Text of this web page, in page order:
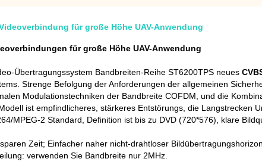
für große Höhe UAV-Anwendung
für große Höhe UAV-Anwendung
Übertragungssystem Bandbreiten-Reihe ST6200TPS neues
Strenge Befolgung der Anforderungen der allgemeinen
Modulationstechniken der Bandbreite COFDM, und die
ist empfindlicheres, stärkeres Entstörungs, die Langstrecken
MPEG-2 Standard, Definition ist bis zu DVD (720*576), klare
Zeit; Einfacher naher nicht-drahtloser
verwenden Sie Bandbreite nur 2MHz.